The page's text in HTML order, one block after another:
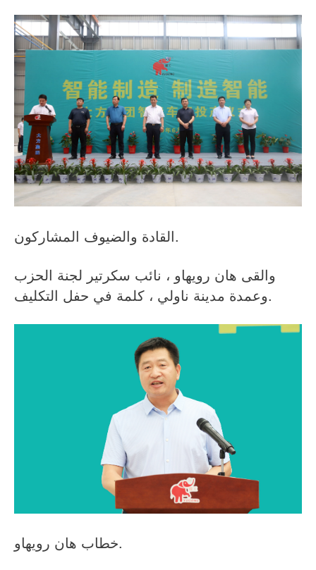
القادة والضيوف المشاركون.
والقى هان رويهاو ، نائب سكرتير لجنة الحزب
وعمدة مدينة ناولي ، كلمة في حفل التكليف.
خطاب هان رويهاو.